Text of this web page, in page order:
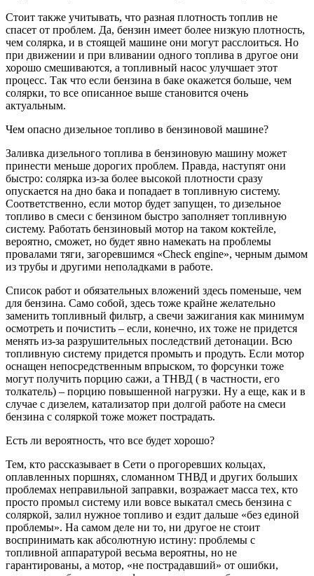
Стоит также учитывать, что разная плотность топлив не
спасет от проблем. Да, бензин имеет более низкую плотность,
чем солярка, и в стоящей машине они могут расслоиться. Но
при движении и при вливании одного топлива в другое они
хорошо смешиваются, а топливный насос улучшает этот
процесс. Так что если бензина в баке окажется больше, чем
солярки, то все описанное выше становится очень
актуальным.
Чем опасно дизельное топливо в бензиновой машине?
Заливка дизельного топлива в бензиновую машину может
принести меньше дорогих проблем. Правда, наступят они
быстро: солярка из-за более высокой плотности сразу
опускается на дно бака и попадает в топливную систему.
Соответственно, если мотор будет запущен, то дизельное
топливо в смеси с бензином быстро заполняет топливную
систему. Работать бензиновый мотор на таком коктейле,
вероятно, сможет, но будет явно намекать на проблемы
провалами тяги, загоревшимся «Check engine», черным дымом
из трубы и другими неполадками в работе.
Список работ и обязательных вложений здесь поменьше, чем
для бензина. Само собой, здесь тоже крайне желательно
заменить топливный фильтр, а свечи зажигания как минимум
осмотреть и почистить – если, конечно, их тоже не придется
менять из-за разрушительных последствий детонации. Всю
топливную систему придется промыть и продуть. Если мотор
оснащен непосредственным впрыском, то форсунки тоже
могут получить порцию сажи, а ТНВД ( в частности, его
толкатель) – порцию повышенной нагрузки. Ну а еще, как и в
случае с дизелем, катализатор при долгой работе на смеси
бензина с соляркой тоже может пострадать.
Есть ли вероятность, что все будет хорошо?
Тем, кто рассказывает в Сети о прогоревших кольцах,
оплавленных поршнях, сломанном ТНВД и других больших
проблемах неправильной заправки, возражает масса тех, кто
просто промыл систему или вовсе выкатал смесь бензина с
соляркой, залил нужное топливо и ездит дальше «без единой
проблемы». На самом деле ни то, ни другое не стоит
воспринимать как абсолютную истину: проблемы с
топливной аппаратурой весьма вероятны, но не
гарантированы, а мотор, «не пострадавший» от ошибки,